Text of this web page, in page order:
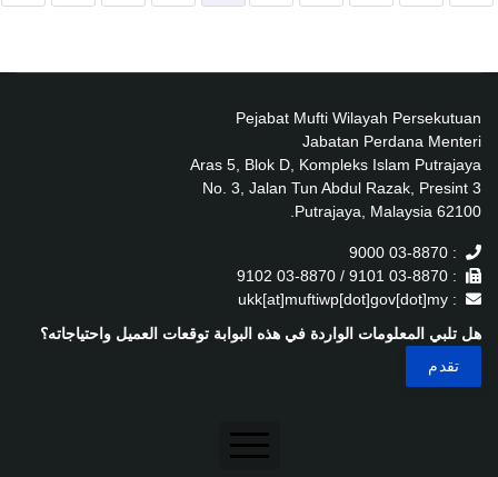
Pejabat Mufti Wilayah Persekutuan
Jabatan Perdana Menteri
Aras 5, Blok D, Kompleks Islam Putrajaya
No. 3, Jalan Tun Abdul Razak, Presint 3
62100 Putrajaya, Malaysia.
: 03-8870 9000
: 03-8870 9101 / 03-8870 9102
: ukk[at]muftiwp[dot]gov[dot]my
هل تلبي المعلومات الواردة في هذه البوابة توقعات العميل واحتياجاته؟